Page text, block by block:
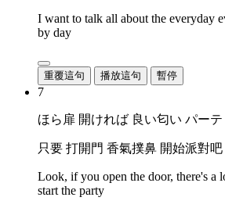
I want to talk all about the everyday
by day
重覆這句 播放這句 暫停
7
ほら扉 開ければ 良い匂い パー
只要 打開門 香氣撲鼻 開始派對吧
Look, if you open the door, there's a
start the party